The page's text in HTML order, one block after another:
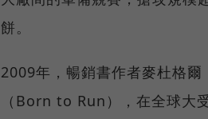
餅。
2009年，暢銷書作者麥杜格
（Born to Run），在全球大